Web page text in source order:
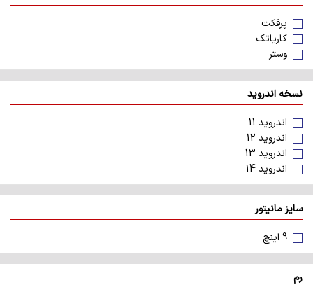
پرفکت
کاریاتک
وستر
نسخه اندروید
اندروید 11
اندروید 12
اندروید 13
اندروید 14
سایز مانیتور
9 اینچ
رم